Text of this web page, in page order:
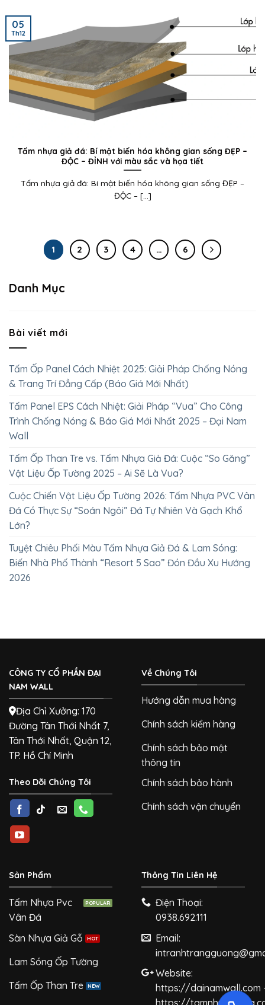
Tấm nhựa giả đá: Bí mật biến hóa không gian sống ĐẸP –
ĐỘC – ĐỈNH với màu sắc và họa tiết
Tấm nhựa giả đá: Bí mật biến hóa không gian sống ĐẸP –
ĐỘC – [...]
05
Th12
1 2 3 4 … 6
Danh Mục
Bài viết mới
Tấm Ốp Panel Cách Nhiệt 2025: Giải Pháp Chống Nóng
& Trang Trí Đẳng Cấp (Báo Giá Mới Nhất)
Tấm Panel EPS Cách Nhiệt: Giải Pháp “Vua” Cho Công
Trình Chống Nóng & Báo Giá Mới Nhất 2025 – Đại Nam
Wall
Tấm Ốp Than Tre vs. Tấm Nhựa Giả Đá: Cuộc “So Găng”
Vật Liệu Ốp Tường 2025 – Ai Sẽ Là Vua?
Cuộc Chiến Vật Liệu Ốp Tường 2026: Tấm Nhựa PVC Vân
Đá Có Thực Sự “Soán Ngôi” Đá Tự Nhiên Và Gạch Khổ
Lớn?
Tuyệt Chiêu Phối Màu Tấm Nhựa Giả Đá & Lam Sóng:
Biến Nhà Phố Thành “Resort 5 Sao” Đón Đầu Xu Hướng
2026
CÔNG TY CỔ PHẦN ĐẠI
NAM WALL
Địa Chỉ Xưởng: 170
Đường Tân Thới Nhất 7,
Tân Thới Nhất, Quận 12,
TP. Hồ Chí Minh
Theo Dõi Chúng Tôi
Về Chúng Tôi
Hướng dẫn mua hàng
Chính sách kiểm hàng
Chính sách bảo mật
thông tin
Chính sách bảo hành
Chính sách vận chuyển
Sản Phẩm
Tấm Nhựa Pvc
Vân Đá
Sàn Nhựa Giả Gỗ
Lam Sóng Ốp Tường
Tấm Ốp Than Tre
Thông Tin Liên Hệ
Điện Thoại:
0938.692.111
Email:
Website:
https://dainamwall.com